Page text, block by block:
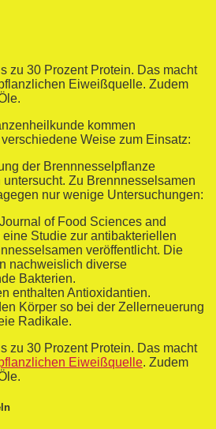
zu 30 Prozent Protein. Das macht
Eiweißquelle. Zudem
kommen
Weise zum Einsatz:
der Brennnesselpflanze
Zu Brennnesselsamen
nur wenige Untersuchungen:
of Food Sciences and
eine Studie zur antibakteriellen
veröffentlicht. Die
nachweislich diverse
Bakterien.
enthalten Antioxidantien.
Körper so bei der Zellerneuerung
Radikale.
zu 30 Prozent Protein. Das macht
Eiweißquelle. Zudem